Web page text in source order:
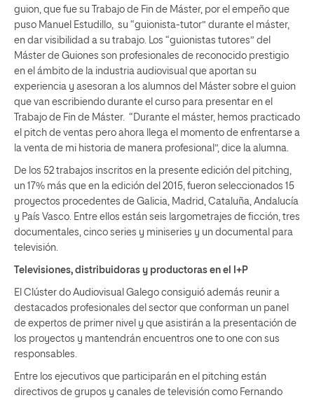
guion, que fue su Trabajo de Fin de Máster, por el empeño que
puso Manuel Estudillo, su “guionista-tutor” durante el máster,
en dar visibilidad a su trabajo. Los “guionistas tutores” del
Máster de Guiones son profesionales de reconocido prestigio
en el ámbito de la industria audiovisual que aportan su
experiencia y asesoran a los alumnos del Máster sobre el guion
que van escribiendo durante el curso para presentar en el
Trabajo de Fin de Máster. “Durante el máster, hemos practicado
el pitch de ventas pero ahora llega el momento de enfrentarse a
la venta de mi historia de manera profesional”, dice la alumna.
De los 52 trabajos inscritos en la presente edición del pitching,
un 17% más que en la edición del 2015, fueron seleccionados 15
proyectos procedentes de Galicia, Madrid, Cataluña, Andalucía
y País Vasco. Entre ellos están seis largometrajes de ficción, tres
documentales, cinco series y miniseries y un documental para
televisión.
Televisiones, distribuidoras y productoras en el I+P
El Clúster do Audiovisual Galego consiguió además reunir a
destacados profesionales del sector que conforman un panel
de expertos de primer nivel y que asistirán a la presentación de
los proyectos y mantendrán encuentros one to one con sus
responsables.
Entre los ejecutivos que participarán en el pitching están
directivos de grupos y canales de televisión como Fernando